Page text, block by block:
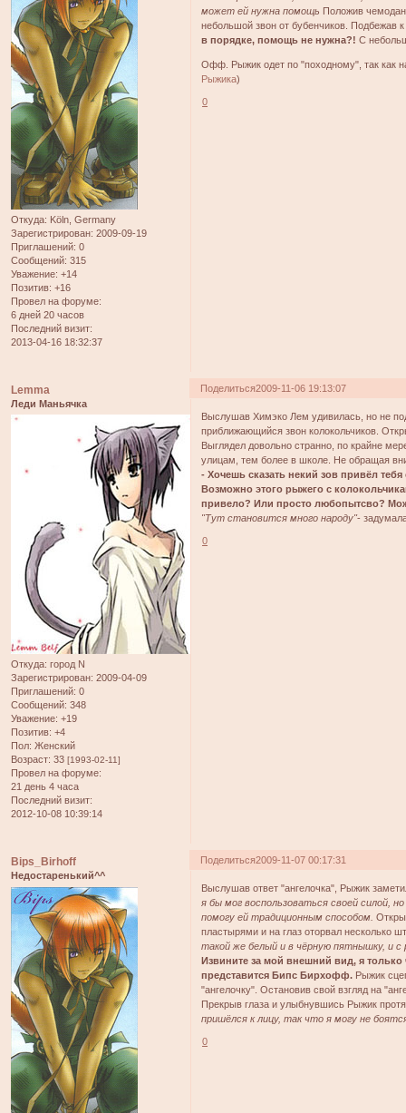
Откуда: Köln, Germany
Зарегистрирован: 2009-09-19
Приглашений: 0
Сообщений: 315
Уважение: +14
Позитив: +16
Провел на форуме:
6 дней 20 часов
Последний визит:
2013-04-16 18:32:37
может ей нужна помощь Положив
небольшой звон от бубенчиков. Подбежав
в порядке, помощь не нужна?! С
Офф. Рыжик одет по "походному", так как
Рыжика)
0
Поделиться2009-11-06 19:13:07
Lemma
Леди Маньячка
Откуда: город N
Зарегистрирован: 2009-04-09
Приглашений: 0
Сообщений: 348
Уважение: +19
Позитив: +4
Пол: Женский
Возраст: 33 [1993-02-11]
Провел на форуме:
21 день 4 часа
Последний визит:
2012-10-08 10:39:14
Выслушав Химэко Лем удивилась, но не
приближающийся звон колокольчиков.
Выглядел довольно странно, по крайне
улицам, тем более в школе. Не обращая
- Хочешь сказать некий зов привёл
Возможно этого рыжего с
привело? Или просто любопытсво?
"Тут становится много народу"-
0
Поделиться2009-11-07 00:17:31
Bips_Birhoff
Недостаренький^^
Выслушав ответ "ангелочка", Рыжик
я бы мог воспользоваться своей силой,
помогу ей традиционным способом.
пластырями и на глаз оторвал несколько
такой же белый и в чёрную пятнышку, и с
Извините за мой внешний вид, я только
представится Бипс Бирхофф. Рыжик
"ангелочку". Остановив свой взгляд на
Прекрыв глаза и улыбнувшись Рыжик
пришёлся к лицу, так что я могу не
0